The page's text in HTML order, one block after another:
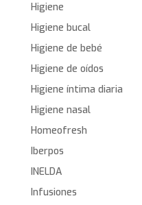
Higiene
Higiene bucal
Higiene de bebé
Higiene de oídos
Higiene íntima diaria
Higiene nasal
Homeofresh
Iberpos
INELDA
Infusiones